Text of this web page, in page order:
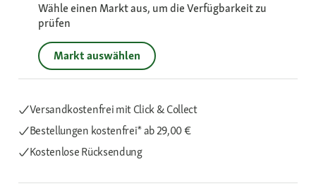
Wähle einen Markt aus, um die Verfügbarkeit zu
prüfen
Markt auswählen
Versandkostenfrei mit Click & Collect
Bestellungen kostenfrei*ab 29,00 €
Kostenlose Rücksendung